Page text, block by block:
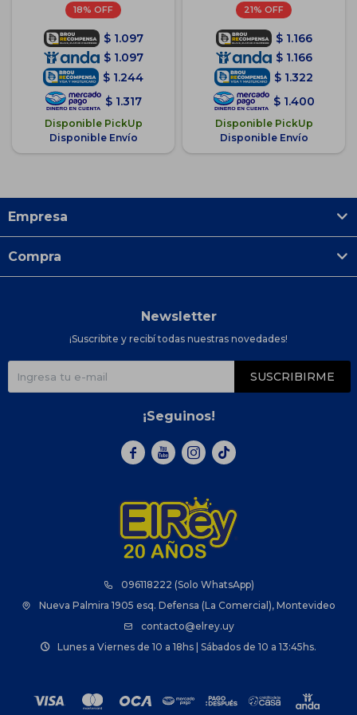
18
$ 1.097
$ 1.097
$ 1.244
$ 1.317
Disponible PickUp
Disponible Envío
21
$ 1.166
$ 1.166
$ 1.322
$ 1.400
Disponible PickUp
Disponible Envío
096118222 (Solo WhatsApp)
Nueva Palmira 1905 esq. Defensa (La Comercial), Montevideo
contacto@elrey.uy
Lunes a Viernes de 10 a 18hs | Sábados de 10 a 13:45hs.
Empresa
Compra
Newsletter
¡Suscribite y recibí todas nuestras novedades!
SUSCRIBIRME
¡Seguinos!
  